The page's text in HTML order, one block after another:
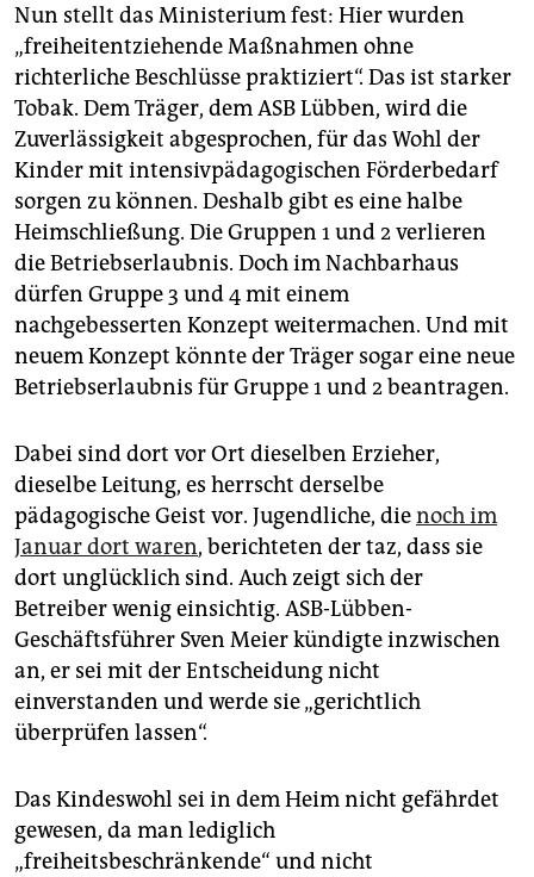
Nun stellt das Ministerium fest: Hier wurden
„freiheitentziehende Maßnahmen ohne
richterliche Beschlüsse praktiziert“. Das ist starker
Tobak. Dem Träger, dem ASB Lübben, wird die
Zuverlässigkeit abgesprochen, für das Wohl der
Kinder mit intensivpädagogischen Förderbedarf
sorgen zu können. Deshalb gibt es eine halbe
Heimschließung. Die Gruppen 1 und 2 verlieren
die Betriebserlaubnis. Doch im Nachbarhaus
dürfen Gruppe 3 und 4 mit einem
nachgebesserten Konzept weitermachen. Und mit
neuem Konzept könnte der Träger sogar eine neue
Betriebserlaubnis für Gruppe 1 und 2 beantragen.
Dabei sind dort vor Ort dieselben Erzieher,
dieselbe Leitung, es herrscht derselbe
pädagogische Geist vor. Jugendliche, dienoch im
Januar dort waren, berichteten der taz, dass sie
dort unglücklich sind. Auch zeigt sich der
Betreiber wenig einsichtig. ASB-Lübben-
Geschäftsführer Sven Meier kündigte inzwischen
an, er sei mit der Entscheidung nicht
einverstanden und werde sie „gerichtlich
überprüfen lassen“.
Das Kindeswohl sei in dem Heim nicht gefährdet
gewesen, da man lediglich
„freiheitsbeschränkende“ und nicht